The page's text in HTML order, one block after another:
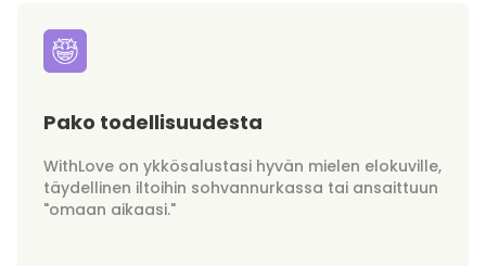
Pako todellisuudesta
WithLove on ykkösalustasi hyvän mielen elokuville,
täydellinen iltoihin sohvannurkassa tai ansaittuun
"omaan aikaasi."